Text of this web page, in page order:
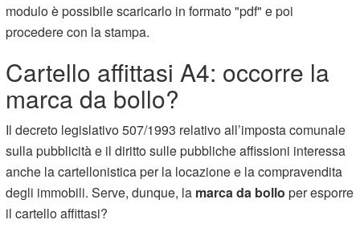
modulo è possibile scaricarlo in formato "pdf" e poi
procedere con la stampa.
Cartello affittasi A4: occorre la
marca da bollo?
Il decreto legislativo 507/1993 relativo all’imposta comunale
sulla pubblicità e il diritto sulle pubbliche affissioni interessa
anche la cartellonistica per la locazione e la compravendita
degli immobili. Serve, dunque, la marca da bollo per esporre
il cartello affittasi?